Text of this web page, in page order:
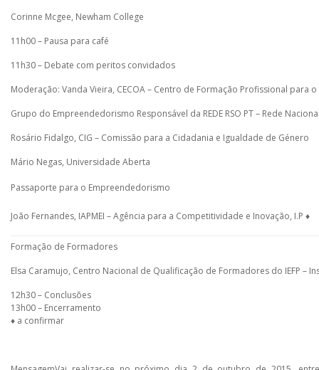
Corinne Mcgee, Newham College
11h00 – Pausa para café
11h30 – Debate com peritos convidados
Moderação: Vanda Vieira, CECOA – Centro de Formação Profissional para
Grupo do Empreendedorismo Responsável da REDE RSO PT – Rede
Rosário Fidalgo, CIG – Comissão para a Cidadania e Igualdade de Género
Mário Negas, Universidade Aberta
Passaporte para o Empreendedorismo
João Fernandes, IAPMEI – Agência para a Competitividade e Inovação, I.P ♦
Formação de Formadores
Elsa Caramujo, Centro Nacional de Qualificação de Formadores do IEFP –
12h30 – Conclusões
13h00 – Encerramento
♦ a confirmar